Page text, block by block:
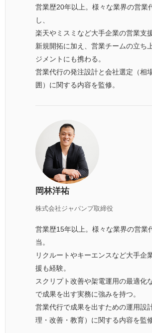
営業歴20年以上。様々な業界の営業
し、
楽天やミスミなど大手企業の営業支
新規開拓に加え、営業チームの立ち
ジメントにも携わる。
営業代行の発注設計と会社選定（相
囲）に関する内容を監修。
岡林洋祐
株式会社ジャパンプ取締役
営業歴15年以上。様々な業界の営業
当。
リクルートやキーエンスなど大手企
援も経験。
スクリプト改善や架電運用の最適化
で成果を出す実務に強みを持つ。
営業代行で成果を出すための運用設
理・改善・教育）に関する内容を監修